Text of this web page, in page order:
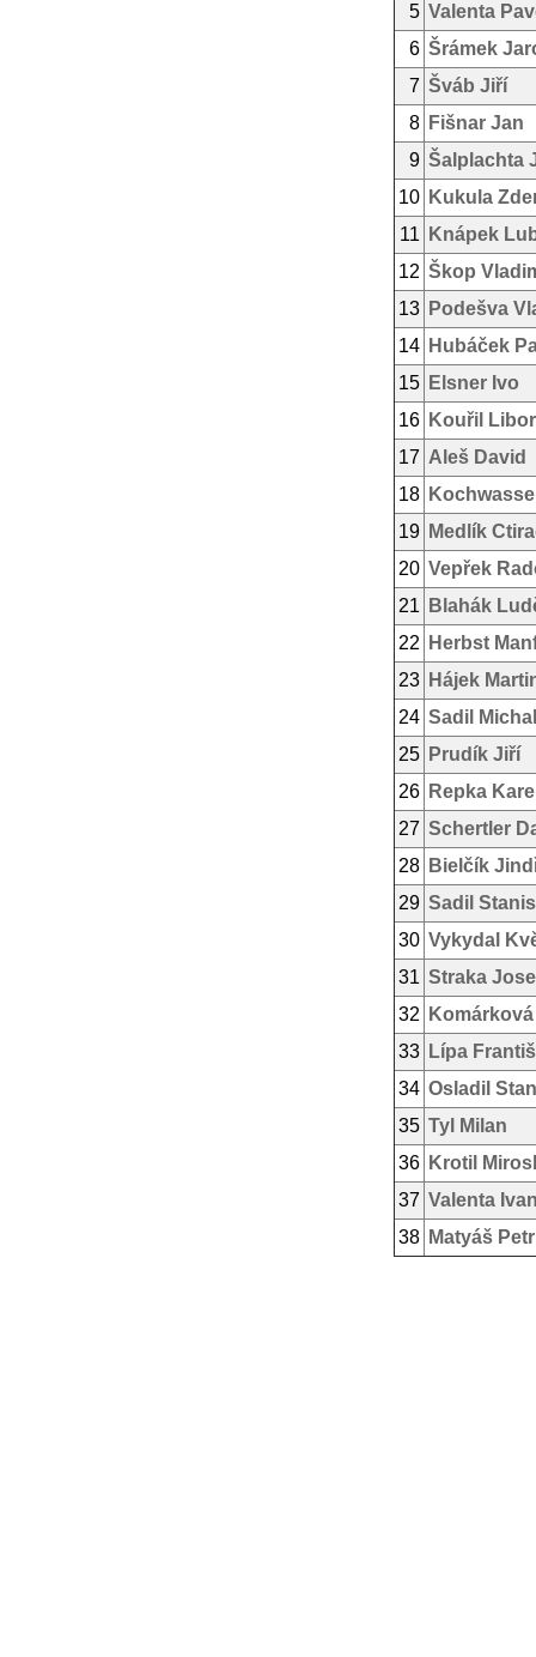
5 Valenta
6 Šrámek
7 Šváb Jiří
8 Fišnar Jan
9 Šalplachta
10 Kukula
11
Knápek
12 Škop
13 Podešva
14 Hubáček
15 Elsner Ivo
16 Kouřil Libor
17 Aleš David
18
19 Medlík
20 Vepřek
21
Blahák
22
Herbst
23 Hájek
24 Sadil Michal
25 Prudík Jiří
26 Repka
27 Schertler
28 Bielčík
29 Sadil
30 Vykydal
31 Straka
32
33 Lípa
34 Osladil
35 Tyl Milan
36 Krotil
37 Valenta
38 Matyáš Petr